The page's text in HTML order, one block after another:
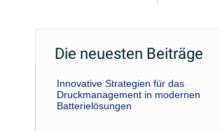
Die neuesten Beiträge
Innovative Strategien für das
Druckmanagement in modernen
Batterielösungen